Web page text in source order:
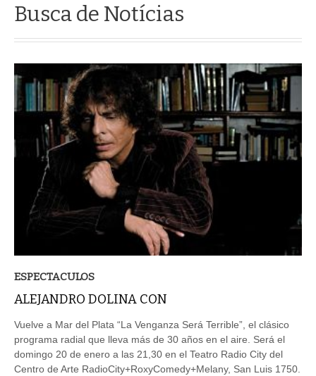
Busca de Notícias
ESPECTACULOS
ALEJANDRO DOLINA CON
Vuelve a Mar del Plata “La Venganza Será Terrible”, el clásico
programa radial que lleva más de 30 años en el aire. Será el
domingo 20 de enero a las 21,30 en el Teatro Radio City del
Centro de Arte RadioCity+RoxyComedy+Melany, San Luis 1750.